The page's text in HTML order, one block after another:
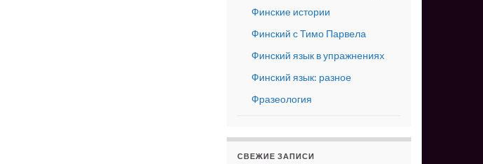
Финские истории
Финский с Тимо Парвела
Финский язык в упражнениях
Финский язык: разное
Фразеология
СВЕЖИЕ ЗАПИСИ